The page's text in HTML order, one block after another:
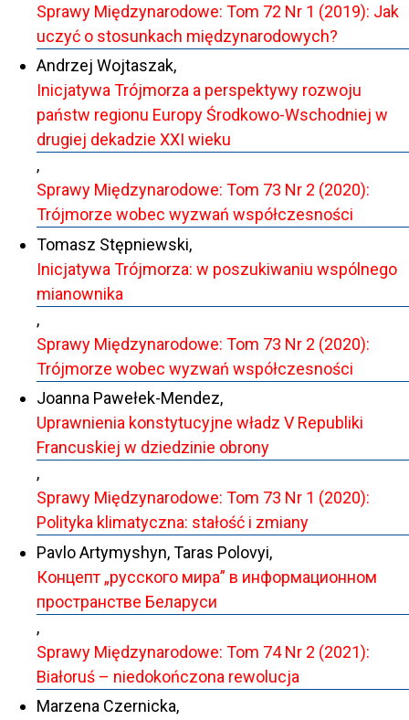
Sprawy Międzynarodowe: Tom 72 Nr 1 (2019): Jak
uczyć o stosunkach międzynarodowych?
Andrzej Wojtaszak,
Inicjatywa Trójmorza a perspektywy rozwoju
państw regionu Europy Środkowo-Wschodniej w
drugiej dekadzie XXI wieku
,
Sprawy Międzynarodowe: Tom 73 Nr 2 (2020):
Trójmorze wobec wyzwań współczesności
Tomasz Stępniewski,
Inicjatywa Trójmorza: w poszukiwaniu wspólnego
mianownika
,
Sprawy Międzynarodowe: Tom 73 Nr 2 (2020):
Trójmorze wobec wyzwań współczesności
Joanna Pawełek-Mendez,
Uprawnienia konstytucyjne władz V Republiki
Francuskiej w dziedzinie obrony
,
Sprawy Międzynarodowe: Tom 73 Nr 1 (2020):
Polityka klimatyczna: stałość i zmiany
Pavlo Artymyshyn, Taras Polovyi,
Концепт „русского мира” в информационном
пространстве Беларуси
,
Sprawy Międzynarodowe: Tom 74 Nr 2 (2021):
Białoruś – niedokończona rewolucja
Marzena Czernicka,